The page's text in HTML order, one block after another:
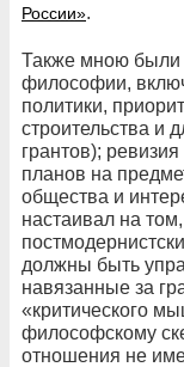
России».
Также мною были
философии,
политики,
строительства и
грантов);
планов на
общества и
настаивал на
должны быть
навязанные за
«критического
философскому
отношения не